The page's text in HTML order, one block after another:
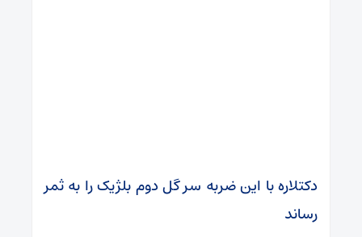
دکتلاره با این ضربه سر گل دوم بلژیک را به ثمر
رساند